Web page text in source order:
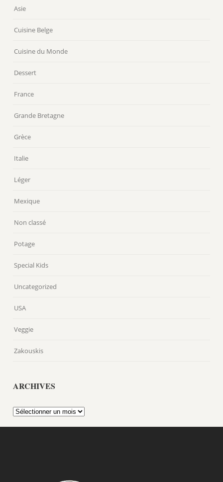
Asie
Cuisine Belge
Cuisine du Monde
Dessert
France
Grande Bretagne
Grèce
Italie
Léger
Mexique
Non classé
Potage
Special Kids
Uncategorized
USA
Veggie
Zakouskis
ARCHIVES
Archives